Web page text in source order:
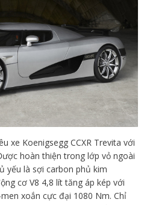
xe Koenigsegg CCXR Trevita với
hoàn thiện trong lớp vỏ ngoài
yếu là sợi carbon phủ kim
cơ V8 4,8 lít tăng áp kép với
xoắn cực đại 1080 Nm. Chỉ